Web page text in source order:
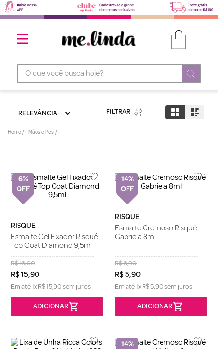
O que você busca hoje?
RELEVÂNCIA FILTRAR
Mãos e Pés
6%
RISQUE
Esmalte Gel Fixador Risqué
Top Coat Diamond 9,5ml
R$16,90
R$15,90
Em até1xR$15,90sem juros
14%
RISQUE
Esmalte Cremoso Risqué
Gabriela 8ml
R$6,90
R$5,90
Em até1xR$5,90sem juros
14%